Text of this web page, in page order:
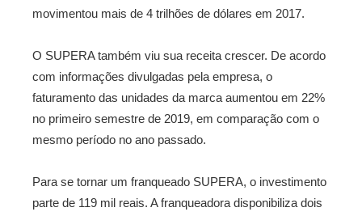
movimentou mais de 4 trilhões de dólares em 2017.
O SUPERA também viu sua receita crescer. De acordo
com informações divulgadas pela empresa, o
faturamento das unidades da marca aumentou em 22%
no primeiro semestre de 2019, em comparação com o
mesmo período no ano passado.
Para se tornar um franqueado SUPERA, o investimento
parte de 119 mil reais. A franqueadora disponibiliza dois